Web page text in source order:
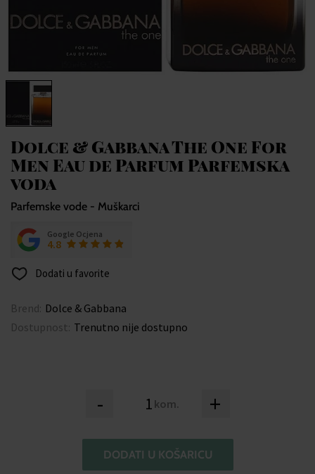
Dolce & Gabbana The One For
Men Eau de Parfum Parfemska
voda
Parfemske vode - Muškarci
Google Ocjena
4.8
Dodati u favorite
Brend: Dolce & Gabbana
Dostupnost: Trenutno nije dostupno
- kom. +
DODATI U KOŠARICU